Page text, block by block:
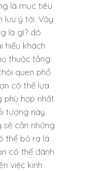
là mục tiêu
lưu ý tới. Vậy
là gì? đó
hiểu khách
thuộc tầng
quen phổ
có thể lựa
phù hợp nhất
tượng này.
cần những
thể bỏ ra là
có thể đánh
việc kinh